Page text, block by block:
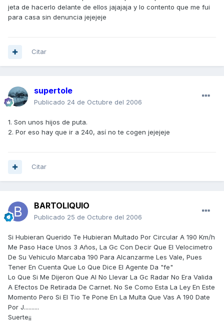
jeta de hacerlo delante de ellos jajajaja y lo contento que me fui
para casa sin denuncia jejejeje
Citar
supertole
Publicado 24 de Octubre del 2006
1. Son unos hijos de puta.
2. Por eso hay que ir a 240, así no te cogen jejejeje
Citar
BARTOLIQUIO
Publicado 25 de Octubre del 2006
Si Hubieran Querido Te Hubieran Multado Por Circular A 190 Km/h
Me Paso Hace Unos 3 Años, La Gc Con Decir Que El Velocimetro
De Su Vehiculo Marcaba 190 Para Alcanzarme Les Vale, Pues
Tener En Cuenta Que Lo Que Dice El Agente Da "fe"
Lo Que Si Me Dijeron Que Al No Llevar La Gc Radar No Era Valida
A Efectos De Retirada De Carnet. No Se Como Esta La Ley En Este
Momento Pero Si El Tio Te Pone En La Multa Que Vas A 190 Date
Por J..........
Suerte¡¡